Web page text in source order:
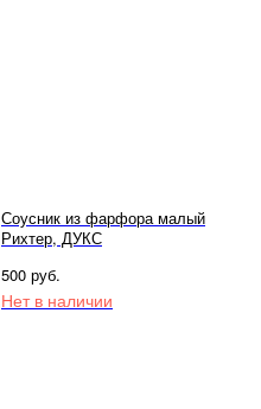
Соусник из фарфора малый
Рихтер, ДУКС
500 руб.
Нет в наличии